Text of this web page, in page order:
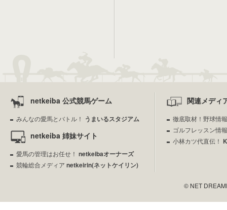
netkeiba 公式競馬ゲーム
みんなの愛馬とバトル！ うまいるスタジアム
netkeiba 姉妹サイト
愛馬の管理はお任せ！ netkeibaオーナーズ
競輪総合メディア netkeirin(ネットケイリン)
関連メディ
徹底取材！野球情
ゴルフレッスン情
小林カツ代直伝！
© NET